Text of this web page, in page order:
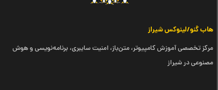
هاب گنو/لینوکس شیراز
مرکز تخصصی آموزش کامپیوتر، متن‌باز، امنیت سایبری، برنامه‌نویسی و هوش
مصنوعی در شیراز